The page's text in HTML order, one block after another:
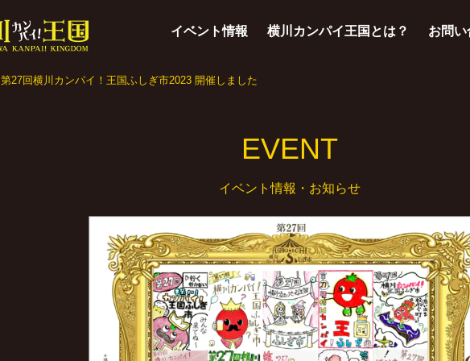
イベント情報 横川カンパイ王国とは？ お問
第27回横川カンパイ！王国ふしぎ市2023 開催しました
EVENT
イベント情報・お知らせ